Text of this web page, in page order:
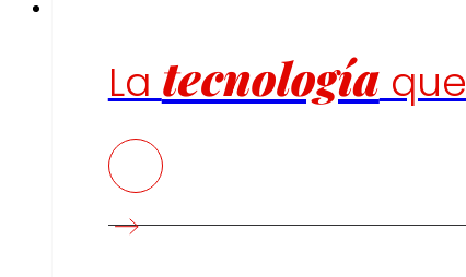
La tecnologíaque